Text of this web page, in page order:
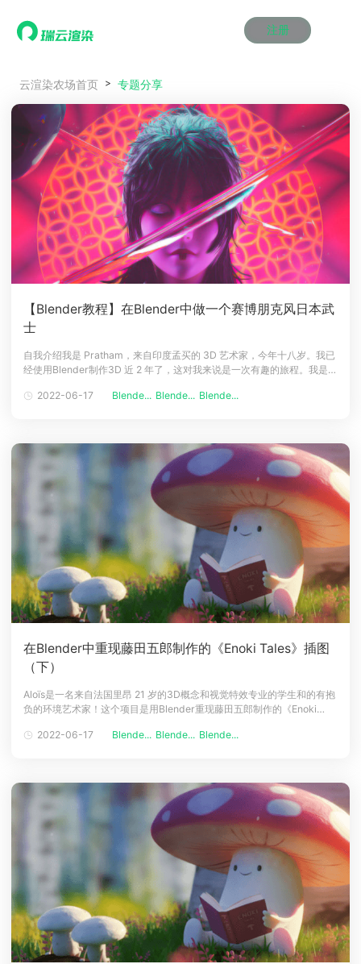
注册
产品服务
效果图渲染
云制作
云渲染管理系统
瑞兔百宝箱
AI视频插帧
效果图渲染
云制作
云渲染管理系统
瑞兔百宝箱
AI视频插帧
效果图渲染
云制作
云渲染管理系统
瑞兔百宝箱
AI视频插帧
效果图渲染
云制作
云渲染管理系统
瑞兔百宝箱
AI视频插帧
效果图渲染
云制作
云渲染管理系统
瑞兔百宝箱
AI视频插帧
效果图渲染
云制作
云渲染管理系统
瑞兔百宝箱
AI视频插帧
解决方案
Maya云渲染方案
3ds Max云渲染方案
Cinema 4D云渲染方案
Blender 云渲染方案
Maya AI渲染方案
Maya云渲染方案
3ds Max云渲染方案
Cinema 4D云渲染方案
Blender 云渲染方案
Maya AI渲染方案
Maya云渲染方案
3ds Max云渲染方案
Cinema 4D云渲染方案
Blender 云渲染方案
Maya AI渲染方案
Maya云渲染方案
3ds Max云渲染方案
Cinema 4D云渲染方案
Blender 云渲染方案
Maya AI渲染方案
Maya云渲染方案
3ds Max云渲染方案
Cinema 4D云渲染方案
Blender 云渲染方案
Maya AI渲染方案
Maya云渲染方案
3ds Max云渲染方案
Cinema 4D云渲染方案
Blender 云渲染方案
Maya AI渲染方案
价格
动画价格
效果图价格
云制作价格
动画价格
效果图价格
云制作价格
动画价格
效果图价格
云制作价格
动画价格
效果图价格
云制作价格
动画价格
效果图价格
云制作价格
动画价格
效果图价格
云制作价格
案例
资讯&赛事
新闻资讯
渲染百科
渲染大赛
新闻资讯
渲染百科
渲染大赛
新闻资讯
渲染百科
渲染大赛
新闻资讯
渲染百科
渲染大赛
新闻资讯
渲染百科
渲染大赛
新闻资讯
渲染百科
渲染大赛
特惠专区
教育优惠
教育优惠
教育优惠
教育优惠
教育优惠
教育优惠
登录
云渲染农场首页 专题分享
【Blender教程】在Blender中做一个赛博朋克风日本武
士
自我介绍我是 Pratham，来自印度孟买的 3D 艺术家，今年十八岁。我已
经使用Blender制作3D 近 2 年了，这对我来说是一次有趣的旅程。我是商
合适的职业选择时，我决定成为一名设计师。然后我开始设计海报，然后
2022-06-17 Blende... Blende... Blende...
在Blender中重现藤田五郎制作的《Enoki Tales》插图
（下）
Aloïs是一名来自法国里昂 21 岁的3D概念和视觉特效专业的学生和的有抱
负的环境艺术家！这个项目是用Blender重现藤田五郎制作的《Enoki
半部分：在Blender中重现藤田五郎制作的《Enoki Tales》插图（上）参
2022-06-17 Blende... Blende... Blende...